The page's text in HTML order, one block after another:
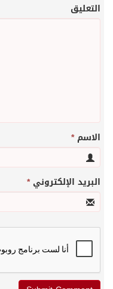
التعليق
الاسم*
البريد الإلكتروني*